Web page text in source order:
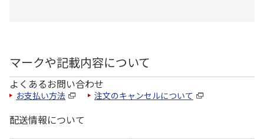
マークや記載内容について
よくあるお問い合わせ
お支払い方法 注文のキャンセルについて
配送情報について